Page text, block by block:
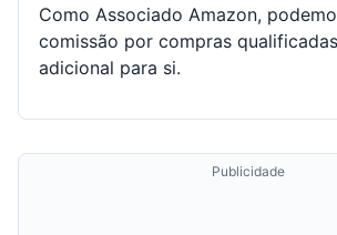
Como Associado Amazon,
comissão por compras
adicional para si.
Publicidade